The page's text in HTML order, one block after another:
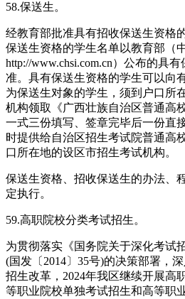
58.保送生。
经教育部批准具有招收保送生资格
保送生资格的学生名单以教育部（
http://www.chsi.com.cn）公布的具
准。具有保送生资格的学生可以向
为保送生对象的学生，须到户口所
机构领取《广西壮族自治区普通高
一式三份填写、签章完毕后一份直
时提供给自治区招生考试院普通高
口所在地的设区市招生考试机构。
保送生资格、招收保送生的办法、
定执行。
59.高职院校分类考试招生。
为贯彻落实《国务院关于深化考试
(国发〔2014〕35号)的决策部署，
招生改革，2024年我区继续开展高
等职业院校单独考试招生和高等职